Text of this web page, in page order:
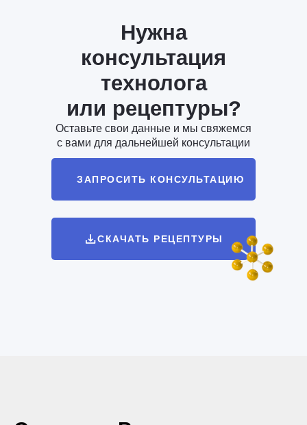
СКАЧАТЬ РЕЦЕПТУРЫ
ЗАПРОСИТЬ КОНСУЛЬТАЦИЮ
Нужна
консультация
технолога
или рецептуры?
Оставьте свои данные и мы свяжемся
с вами для дальнейшей консультации